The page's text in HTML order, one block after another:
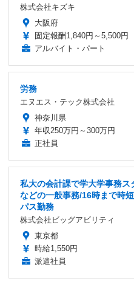
株式会社キズキ
大阪府
固定報酬1,840円～5,500円
アルバイト・パート
労務
エヌエス・テック株式会社
神奈川県
年収250万円～300万円
正社員
私大の会計課で学大学事務
などの一般事務/16時まで時
パス勤務
株式会社ビッグアビリティ
東京都
時給1,550円
派遣社員